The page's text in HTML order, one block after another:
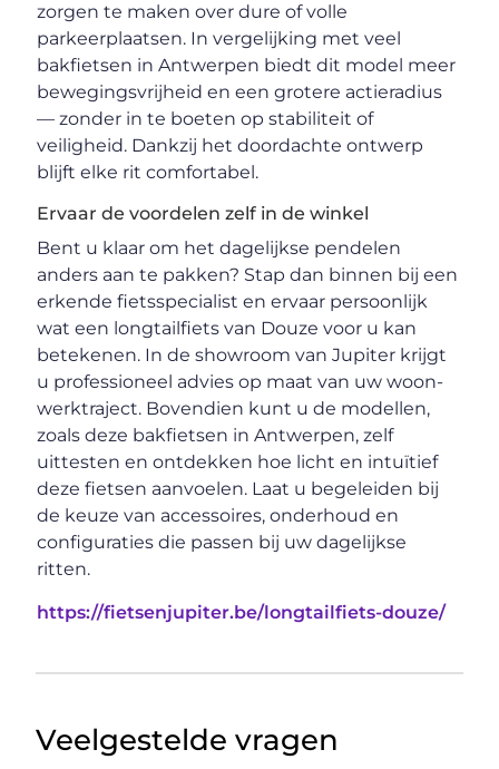
zorgen te maken over dure of volle
parkeerplaatsen. In vergelijking met veel
bakfietsen in Antwerpen biedt dit model meer
bewegingsvrijheid en een grotere actieradius
— zonder in te boeten op stabiliteit of
veiligheid. Dankzij het doordachte ontwerp
blijft elke rit comfortabel.
Ervaar de voordelen zelf in de winkel
Bent u klaar om het dagelijkse pendelen
anders aan te pakken? Stap dan binnen bij een
erkende fietsspecialist en ervaar persoonlijk
wat een longtailfiets van Douze voor u kan
betekenen. In de showroom van Jupiter krijgt
u professioneel advies op maat van uw woon-
werktraject. Bovendien kunt u de modellen,
zoals deze bakfietsen in Antwerpen, zelf
uittesten en ontdekken hoe licht en intuïtief
deze fietsen aanvoelen. Laat u begeleiden bij
de keuze van accessoires, onderhoud en
configuraties die passen bij uw dagelijkse
ritten.
https://fietsenjupiter.be/longtailfiets-douze/
Veelgestelde vragen